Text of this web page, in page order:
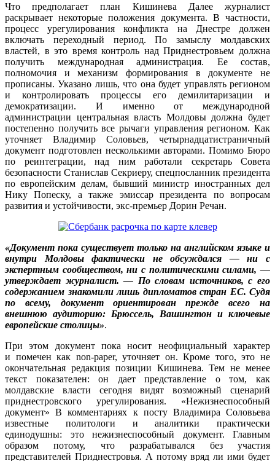
Что предполагает план Кишинева Далее журналист
раскрывает некоторые положения документа. В частности,
процесс урегулирования конфликта на Днестре должен
включать переходный период. По замыслу молдавских
властей, в это время контроль над Приднестровьем должна
получить международная администрация. Ее состав,
полномочия и механизм формирования в документе не
прописаны. Указано лишь, что она будет управлять регионом
и контролировать процессы его демилитаризации и
демократизации. И именно от международной
администрации центральная власть Молдовы должна будет
постепенно получить все рычаги управления регионом. Как
уточняет Владимир Соловьев, четырнадцатистраничный
документ подготовлен несколькими авторами. Помимо Бюро
по реинтеграции, над ним работали секретарь Совета
безопасности Станислав Секриеру, спецпосланник президента
по европейским делам, бывший министр иностранных дел
Нику Попеску, а также эмиссар президента по вопросам
развития и устойчивости, экс-премьер Дорин Речан.
«Документ пока существует только на английском языке и
внутри Молдовы фактически не обсуждался — ни с
экспертным сообществом, ни с политическими силами, —
утверждает журналист. — По словам источников, с его
содержанием знакомили лишь дипломатов стран ЕС. Судя
по всему, документ ориентирован прежде всего на
внешнюю аудиторию: Брюссель, Вашингтон и ключевые
европейские столицы».
При этом документ пока носит неофициальный характер
и помечен как non-paper, уточняет он. Кроме того, это не
окончательная редакция позиции Кишинева. Тем не менее
текст показателен: он дает представление о том, как
молдавские власти сегодня видят возможный сценарий
приднестровского урегулирования. «Нежизнеспособный
документ» В комментариях к посту Владимира Соловьева
известные политологи и аналитики практически
единодушны: это нежизнеспособный документ. Главным
образом потому, что разрабатывался без участия
представителей Приднестровья. А потому вряд ли ими будет